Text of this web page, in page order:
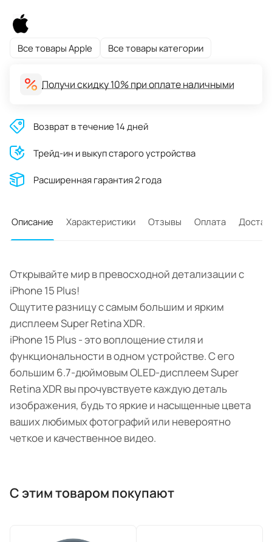
Все товары Apple Все товары категории
Получи скидку 10% при оплате наличными
Возврат в течение 14 дней
Трейд-ин и выкуп старого устройства
Расширенная гарантия 2 года
Описание Характеристики Отзывы Оплата
Открывайте мир в превосходной детализации с
iPhone 15 Plus!
Ощутите разницу с самым большим и ярким
дисплеем Super Retina XDR.
iPhone 15 Plus - это воплощение стиля и
функциональности в одном устройстве. С его
большим 6.7-дюймовым OLED-дисплеем Super
Retina XDR вы прочувствуете каждую деталь
изображения, будь то яркие и насыщенные цвета
ваших любимых фотографий или невероятно
четкое и качественное видео.
С этим товаром покупают